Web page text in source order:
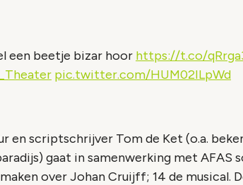
een beetje bizar hoor https://t.co/
pic.twitter.com/HUM02ILpWd
en scriptschrijver Tom de Ket (o.a.
gaat in samenwerking met
over Johan Cruijff; 14 de musical.